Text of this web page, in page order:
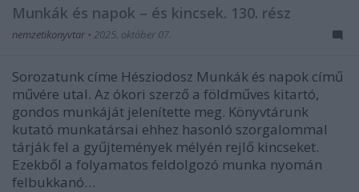
Munkák és napok – és kincsek. 130. rész
nemzetikonyvtar • 2025. október 07.
Sorozatunk címe Hésziodosz Munkák és napok című
művére utal. Az ókori szerző a földműves kitartó,
gondos munkáját jelenítette meg. Könyvtárunk
kutató munkatársai ehhez hasonló szorgalommal
tárják fel a gyűjtemények mélyén rejlő kincseket.
Ezekből a folyamatos feldolgozó munka nyomán
felbukkanó…